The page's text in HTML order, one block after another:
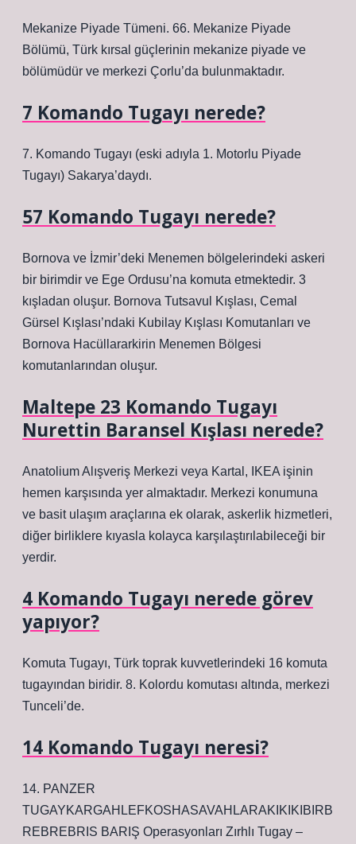
Mekanize Piyade Tümeni. 66. Mekanize Piyade
Bölümü, Türk kırsal güçlerinin mekanize piyade ve
bölümüdür ve merkezi Çorlu’da bulunmaktadır.
7 Komando Tugayı nerede?
7. Komando Tugayı (eski adıyla 1. Motorlu Piyade
Tugayı) Sakarya’daydı.
57 Komando Tugayı nerede?
Bornova ve İzmir’deki Menemen bölgelerindeki askeri
bir birimdir ve Ege Ordusu’na komuta etmektedir. 3
kışladan oluşur. Bornova Tutsavul Kışlası, Cemal
Gürsel Kışlası’ndaki Kubilay Kışlası Komutanları ve
Bornova Hacüllararkirin Menemen Bölgesi
komutanlarından oluşur.
Maltepe 23 Komando Tugayı
Nurettin Baransel Kışlası nerede?
Anatolium Alışveriş Merkezi veya Kartal, IKEA işinin
hemen karşısında yer almaktadır. Merkezi konumuna
ve basit ulaşım araçlarına ek olarak, askerlik hizmetleri,
diğer birliklere kıyasla kolayca karşılaştırılabileceği bir
yerdir.
4 Komando Tugayı nerede görev
yapıyor?
Komuta Tugayı, Türk toprak kuvvetlerindeki 16 komuta
tugayından biridir. 8. Kolordu komutası altında, merkezi
Tunceli’de.
14 Komando Tugayı neresi?
14. PANZER
TUGAYKARGAHLEFKOSHASAVAHLARAKIKIKIBIRB
REBREBRIS BARIŞ Operasyonları Zırhlı Tugay –